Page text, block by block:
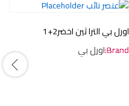
اورل بي الترا ثين اخضر2+1
Brand:اورل بي